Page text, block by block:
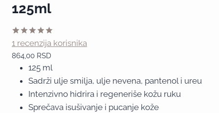
125ml
Ocenjeno
5.00
od 5
na osnovu
1
ocene
kupca
1 recenzija korisnika
864,00 RSD
125 ml
Sadrži ulje smilja, ulje nevena, pantenol i ureu
Intenzivno hidrira i regeneriše kožu ruku
Sprečava isušivanje i pucanje kože